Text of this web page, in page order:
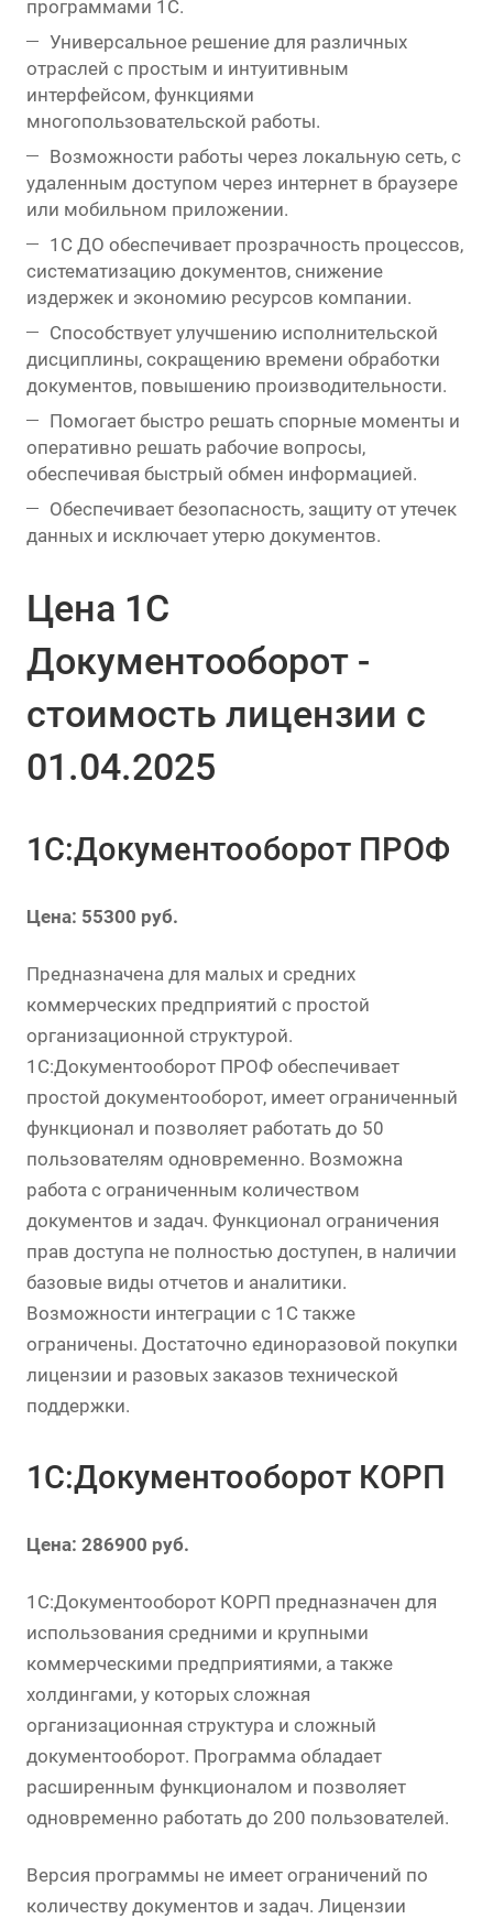
программами 1С.
Универсальное решение для различных
отраслей с простым и интуитивным
интерфейсом, функциями
многопользовательской работы.
Возможности работы через локальную сеть, с
удаленным доступом через интернет в браузере
или мобильном приложении.
1С ДО обеспечивает прозрачность процессов,
систематизацию документов, снижение
издержек и экономию ресурсов компании.
Способствует улучшению исполнительской
дисциплины, сокращению времени обработки
документов, повышению производительности.
Помогает быстро решать спорные моменты и
оперативно решать рабочие вопросы,
обеспечивая быстрый обмен информацией.
Обеспечивает безопасность, защиту от утечек
данных и исключает утерю документов.
Цена 1С
Документооборот -
стоимость лицензии с
01.04.2025
1С:Документооборот ПРОФ
Цена: 55300 руб.
Предназначена для малых и средних
коммерческих предприятий с простой
организационной структурой.
1С:Документооборот ПРОФ обеспечивает
простой документооборот, имеет ограниченный
функционал и позволяет работать до 50
пользователям одновременно. Возможна
работа с ограниченным количеством
документов и задач. Функционал ограничения
прав доступа не полностью доступен, в наличии
базовые виды отчетов и аналитики.
Возможности интеграции с 1С также
ограничены. Достаточно единоразовой покупки
лицензии и разовых заказов технической
поддержки.
1С:Документооборот КОРП
Цена: 286900 руб.
1С:Документооборот КОРП предназначен для
использования средними и крупными
коммерческими предприятиями, а также
холдингами, у которых сложная
организационная структура и сложный
документооборот. Программа обладает
расширенным функционалом и позволяет
одновременно работать до 200 пользователей.
Версия программы не имеет ограничений по
количеству документов и задач. Лицензии